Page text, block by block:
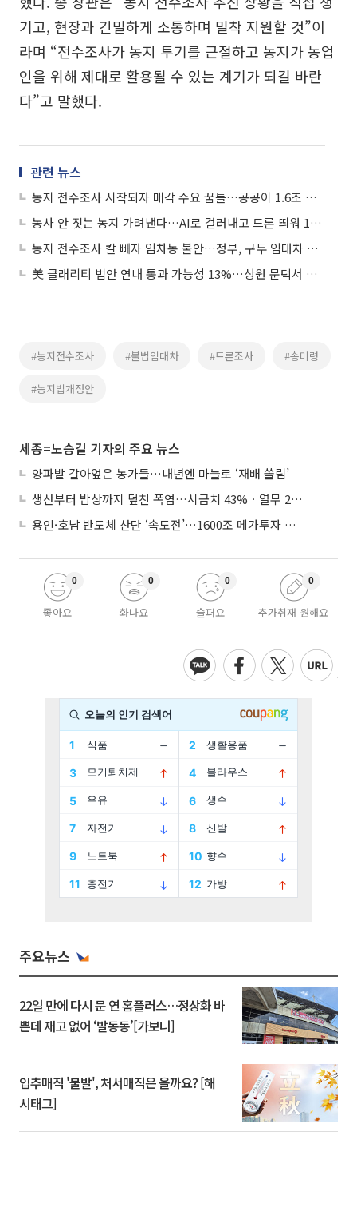
기고, 현장과 긴밀하게 소통하며 밀착 지원할 것”이
라며 “전수조사가 농지 투기를 근절하고 농지가 농업
인을 위해 제대로 활용될 수 있는 계기가 되길 바란
다”고 말했다.
관련 뉴스
농지 전수조사 시작되자 매각 수요 꿈틀…공공이 1.6조 들여 사들인다
농사 안 짓는 농지 가려낸다…AI로 걸러내고 드론 띄워 195만㏊ 전수조사
농지 전수조사 칼 빼자 임차농 불안…정부, 구두 임대차 손본다
美 클래리티 법안 연내 통과 가능성 13%…상원 문턱서 제동
#농지전수조사 #불법임대차 #드론조사 #송미령
#농지법개정안
세종=노승길 기자의 주요 뉴스
양파밭 갈아엎은 농가들…내년엔 마늘로 ‘재배 쏠림’
생산부터 밥상까지 덮친 폭염…시금치 43%ㆍ열무 28% 급등
용인·호남 반도체 산단 ‘속도전’…1600조 메가투자 이행 총력
좋아요
0
화나요
0
슬퍼요
0
추가취재 원해요
0
주요뉴스
22일 만에 다시 문 연 홈플러스…정상화 바
쁜데 재고 없어 ‘발동동’[가보니]
입추매직 '불발', 처서매직은 올까요? [해
시태그]